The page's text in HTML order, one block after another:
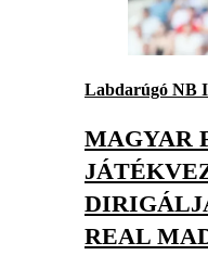
Labdarúgó NB I
MAGYAR
REAL